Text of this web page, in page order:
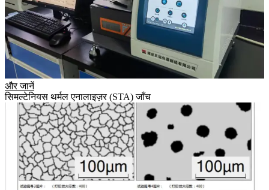
और जानें
सिमल्टेनियस थर्मल एनालाइज़र (STA) जाँच